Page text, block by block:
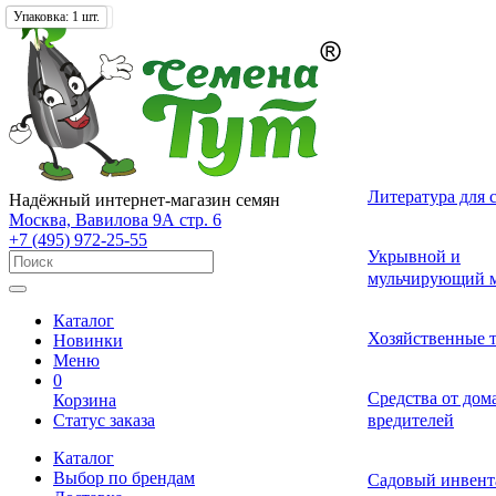
Надёжный интернет-магазин семян
Москва, Вавилова 9А стр. 6
+7 (495) 972-25-55
Каталог
Новинки
Меню
0
Корзина
Статус заказа
Каталог
Выбор по брендам
Томат
Огурец
Перец
Экзотические
Арбуз
Однолетних
Двулетних
Многолетних
Земляника и
Садовые и
Комнатные
Растения-
Адениум
Бегония
Гербера
разные
Смесь
пряных трав
Анис
Базилик
Валериана
Актинидия
Буддлея
Ваточник
Гортензия
многолетние
Семена
Семена сидератов
Грунты
Удобрения и
роста для
растений
Средства от
вредителей
Средства от
Литература для
Укрывной и
мульчирующий
Хозяйственные
Средства от
вредителей
Садовый
Фасовка: 650 гр.
Упаковка: 1 шт.
Упаковка: 1 шт.